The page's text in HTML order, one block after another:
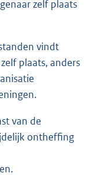
zelf plaats
vindt
plaats, anders
van de
ontheffing